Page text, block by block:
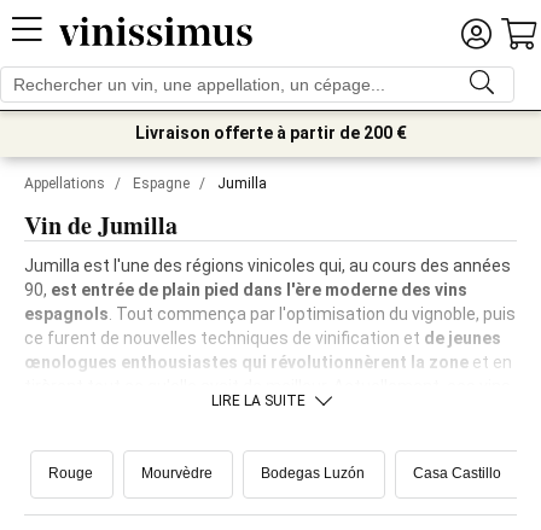
Livraison offerte à partir de 200 €
Appellations / Espagne / Jumilla
Vin de Jumilla
Jumilla est l'une des régions vinicoles qui, au cours des années
90, est entrée de plain pied dans l'ère moderne des vins
espagnols . Tout commença par l'optimisation du vignoble, puis
ce furent de nouvelles techniques de vinification et de jeunes
œnologues enthousiastes qui révolutionnèrent la zone et en
sont parmi les plus exportés du pays et leur qualité est
LIRE LA SUITE
Rouge Mourvèdre Bodegas Luzón Casa Castillo